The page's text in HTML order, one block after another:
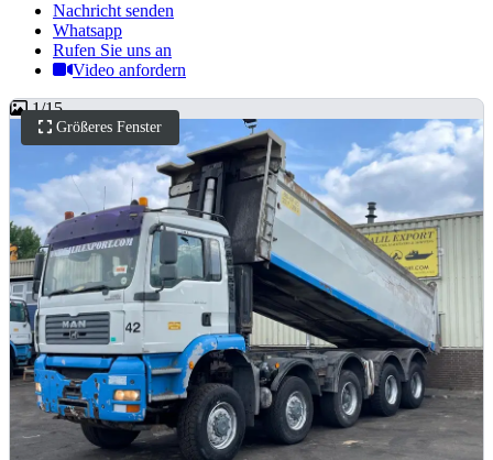
Nachricht senden
Whatsapp
Rufen Sie uns an
Video anfordern
Größeres Fenster
1/15